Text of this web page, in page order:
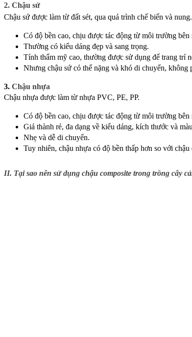
2. Chậu sứ
Chậu sứ được làm từ đất sét, qua quá trình chế biến và nung.
Có độ bền cao, chịu được tác động từ môi trường
Thường có kiểu dáng đẹp và sang trọng.
Tính thẩm mỹ cao, thường được sử dụng để trang trí
Nhưng chậu sứ có thể nặng và khó di chuyển,
3. Chậu nhựa
Chậu nhựa được làm từ nhựa PVC, PE, PP.
Có độ bền cao, chịu được tác động từ môi trường
Giá thành rẻ, đa dạng về kiểu dáng, kích thước và
Nhẹ và dễ di chuyển.
Tuy nhiên, chậu nhựa có độ bền thấp hơn so với
II. Tại sao nên sử dụng chậu composite trong trồng cây